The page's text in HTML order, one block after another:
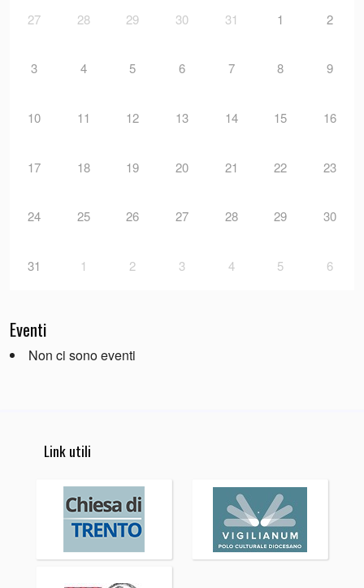
27 28 29 30 31 1 2
3 4 5 6 7 8 9
10 11 12 13 14 15 16
17 18 19 20 21 22 23
24 25 26 27 28 29 30
31 1 2 3 4 5 6
Eventi
Non ci sono eventi
Link utili